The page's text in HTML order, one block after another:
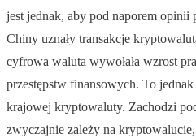
jest jednak, aby pod naporem opinii
Chiny uznały transakcje
cyfrowa waluta wywołała wzrost
przestępstw finansowych. To
krajowej kryptowaluty. Zachodzi
zwyczajnie zależy na